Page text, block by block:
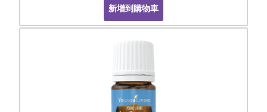
新增到購物車